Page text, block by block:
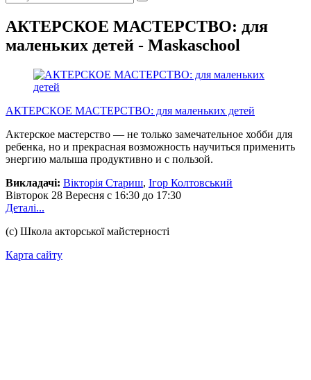
АКТЕРСКОЕ МАСТЕРСТВО: для
маленьких детей - Maskaschool
АКТЕРСКОЕ МАСТЕРСТВО: для маленьких детей
Актерское мастерство — не только замечательное хобби для
ребенка, но и прекрасная возможность научиться применить
энергию малыша продуктивно и с пользой.
Викладачі: Вікторія Стариш, Ігор Колтовський
Вівторок 28 Вересня с 16:30 до 17:30
Деталі...
(с) Школа акторської майстерності
Карта сайту